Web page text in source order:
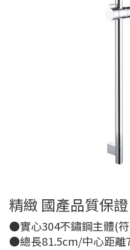
精緻 國產品質保證
●實心304不鏽鋼主體(
●總長81.5cm/中心距離